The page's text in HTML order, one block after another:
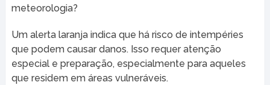
meteorologia?
Um alerta laranja indica que há risco de intempéries
que podem causar danos. Isso requer atenção
especial e preparação, especialmente para aqueles
que residem em áreas vulneráveis.